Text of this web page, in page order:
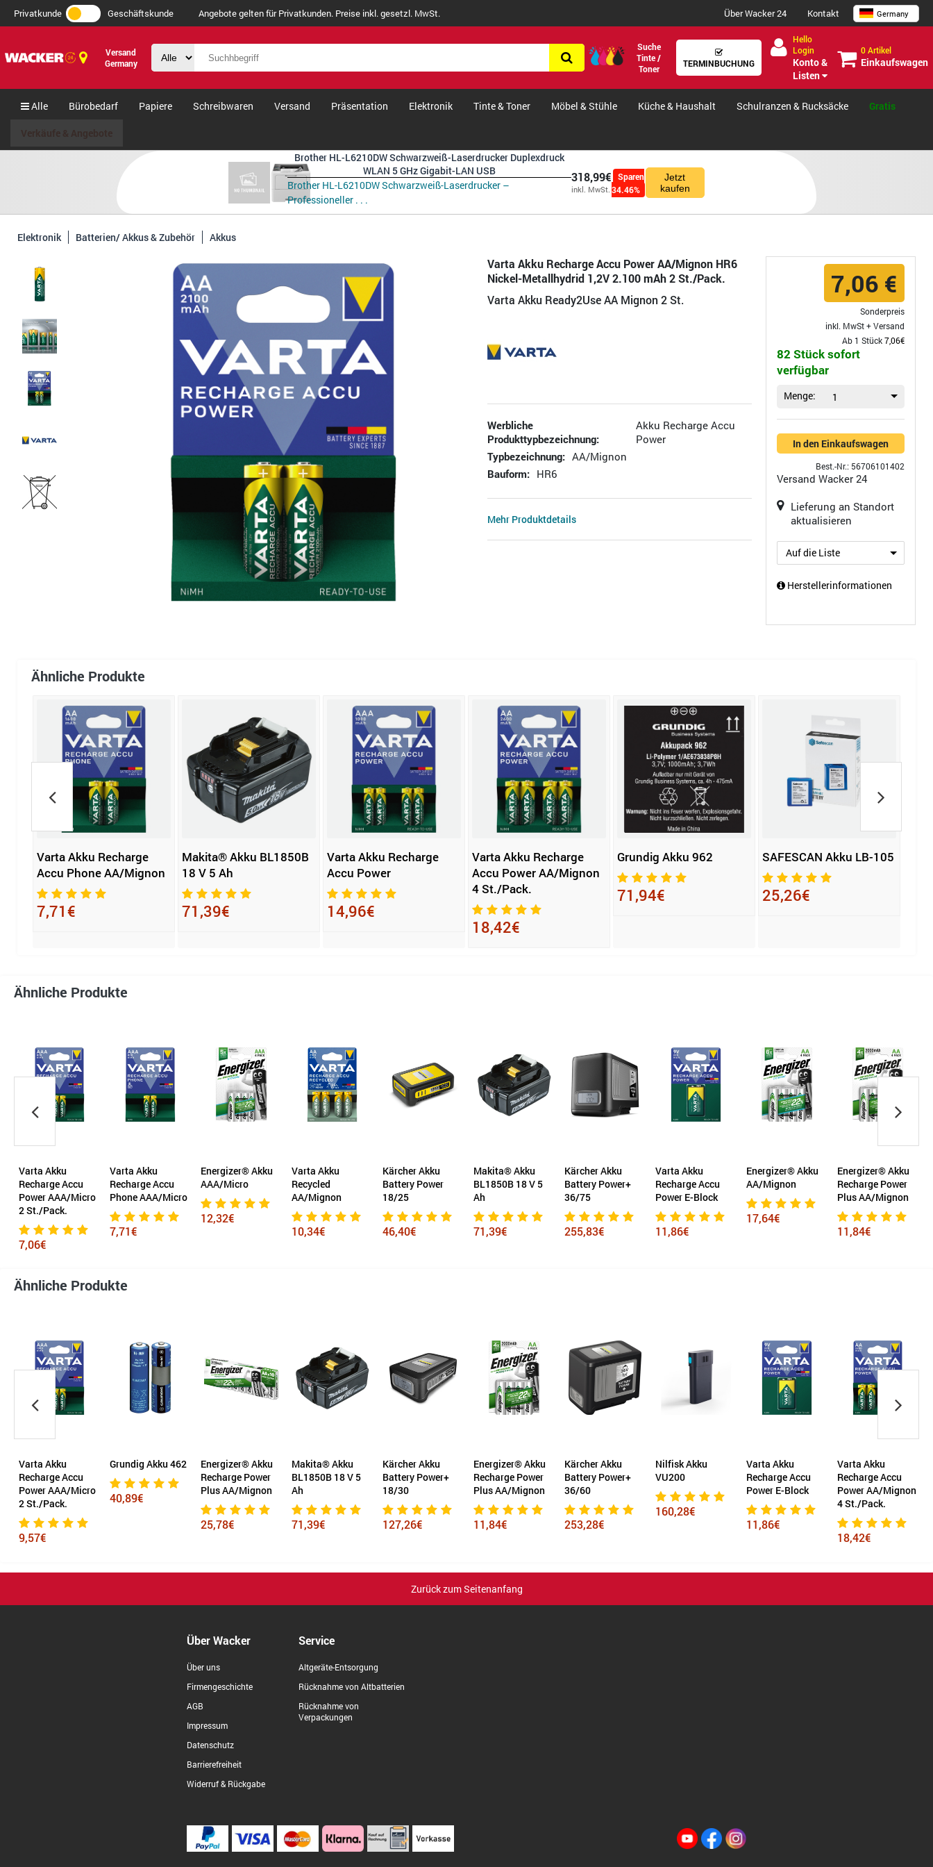
Privatkunde Geschäftskunde Angebote gelten für Privatkunden. Preise inkl. gesetzl. MwSt. Über Wacker 24 Kontakt Germany
Versand
Germany
Suche
Tinte /
Toner
TERMINBUCHUNG
Hello
Login
Konto &
Listen
0 Artikel
Einkaufswagen
Alle Bürobedarf Papiere Schreibwaren Versand Präsentation Elektronik Tinte & Toner Möbel & Stühle Küche & Haushalt Schulranzen & Rucksäcke Gratis
Brother HL-L6210DW Schwarzweiß-Laserdrucker Duplexdruck
WLAN 5 GHz Gigabit-LAN USB
Brother HL-L6210DW Schwarzweiß-Laserdrucker –
Professioneller . . .
318,99€
inkl. MwSt.
Sparen
34.46%
Jetzt
kaufen
Elektronik Batterien/ Akkus & Zubehör Akkus
Varta Akku Recharge Accu Power AA/Mignon HR6
Nickel-Metallhydrid 1,2V 2.100 mAh 2 St./Pack.
Varta Akku Ready2Use AA Mignon 2 St.
Werbliche
Produkttypbezeichnung:
Akku Recharge Accu
Power
Typbezeichnung: AA/Mignon
Bauform: HR6
Mehr Produktdetails
7,06 €
Sonderpreis
inkl. MwSt +Versand
Ab 1 Stück7,06€
82 Stück sofort
verfügbar
Menge: 1
In den Einkaufswagen
Best.-Nr.: 56706101402
Versand Wacker 24
Lieferung an Standort
aktualisieren
Auf die Liste
Herstellerinformationen
Ähnliche Produkte
Varta Akku Recharge
Accu Phone AA/Mignon
7,71€
Makita® Akku BL1850B
18 V 5 Ah
71,39€
Varta Akku Recharge
Accu Power
14,96€
Varta Akku Recharge
Accu Power AA/Mignon
4 St./Pack.
18,42€
Grundig Akku 962
71,94€
SAFESCAN Akku LB-105
25,26€
Ähnliche Produkte
Micro
Varta Akku
Recharge Accu
Phone AAA/Micro
7,71€
Energizer® Akku
AAA/Micro
12,32€
Varta Akku
Recycled
AA/Mignon
Kärcher Akku
Battery Power
18/25
46,40€
Makita® Akku
BL1850B 18 V 5
Ah
71,39€
Kärcher Akku
Battery Power+
255,83€
Varta Akku
Recharge Accu
Power E-Block
11,86€
Energizer® Akku
AA/Mignon
17,64€
Energizer® Akku
Recharge Power
Plus AA/Mignon
Kärcher Akku
Battery Power+
18/30
127,26€
Ähnliche Produkte
Accu
Micro
Grundig Akku 462
40,89€
Energizer® Akku
Recharge Power
Plus AA/Mignon
Makita® Akku
BL1850B 18 V 5
Ah
Kärcher Akku
Battery Power+
Energizer® Akku
Recharge Power
Plus AA/Mignon
11,84€
Kärcher Akku
Battery Power+
36/60
Nilfisk Akku
VU200
160,28€
Varta Akku
Recharge Accu
Power E-Block
Varta Akku
Recharge Accu
Power AA/Mignon
4 St./Pack.
Grundig
71,94€
Zurück zum Seitenanfang
Über Wacker
Über uns
Firmengeschichte
AGB
Impressum
Datenschutz
Barrierefreiheit
Widerruf & Rückgabe
Service
Altgeräte-Entsorgung
Rücknahme von Altbatterien
Rücknahme von
Verpackungen